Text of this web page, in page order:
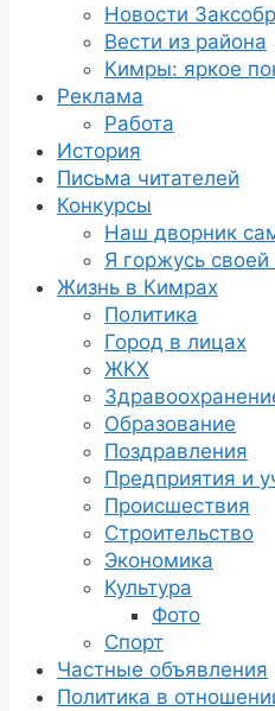
Новости
Вести из района
Кимры: яркое
Реклама
Работа
История
Письма читателей
Конкурсы
Наш дворник
Я горжусь
Жизнь в Кимрах
Политика
Город в лицах
ЖКХ
Образование
Поздравления
Предприятия и
Происшествия
Строительство
Экономика
Культура
Фото
Спорт
Частные объявления
Политика в